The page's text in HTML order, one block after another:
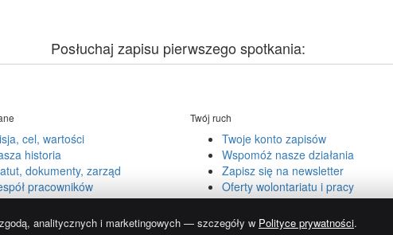
Posłuchaj zapisu pierwszego spotkania:
cel, wartości
historia
dokumenty, zarząd
pracowników
Twój ruch
Twoje konto zapisów
Wspomóż nasze działania
Zapisz się na newsletter
Oferty wolontariatu i pracy
analitycznych i marketingowych — szczegóły w Polityce prywatności.